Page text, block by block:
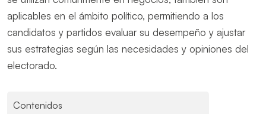
aplicables en el ámbito político, permitiendo a los
candidatos y partidos evaluar su desempeño y ajustar
sus estrategias según las necesidades y opiniones del
electorado.
Contenidos